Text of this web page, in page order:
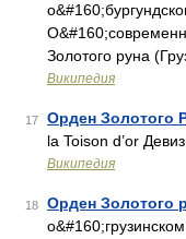
Золотого руна
Википедия
17 Орден Золотого
la Toison d’or
Википедия
18 Орден Золотого